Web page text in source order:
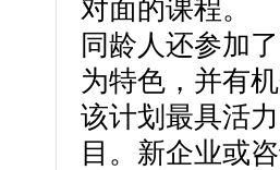
对面的课程。
同龄人还参加
为特色，并有
该计划最具活
目。新企业或